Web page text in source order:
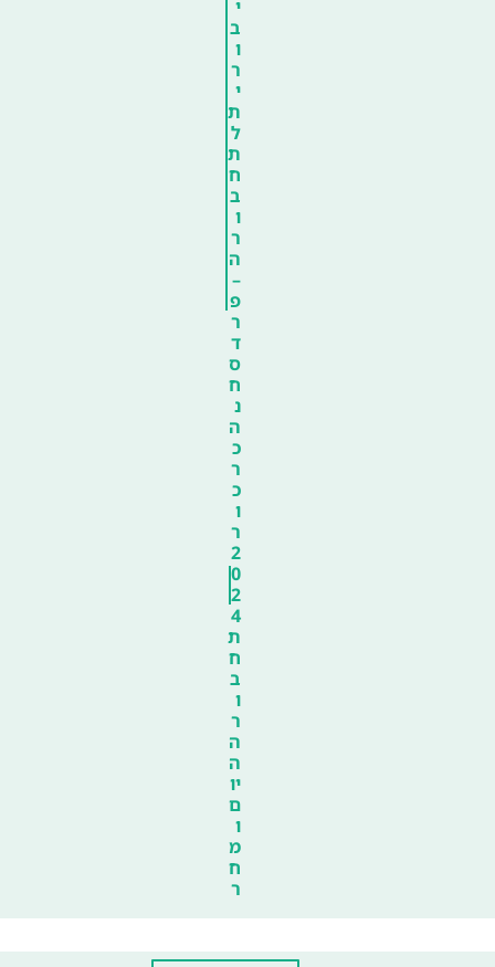
י
ב
ו
ר
י
ת
ל
ת
ח
ב
ו
ר
ה
–
פ
ר
ד
ס
ח
נ
ה
כ
ר
כ
ו
ר
2
0
2
4
ת
ח
ב
ו
ר
ה
ה
יו
ם
ו
מ
ח
ר